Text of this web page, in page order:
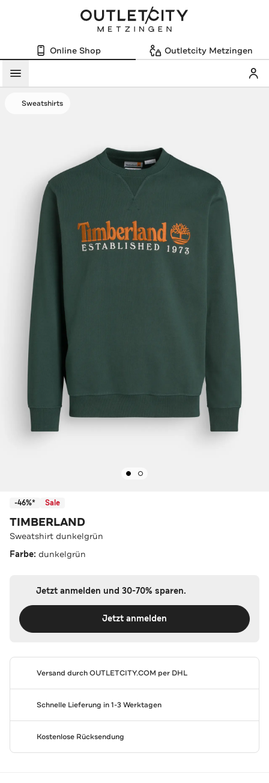
Online Shop Outletcity Metzingen
Menü
Sweatshirts
-46%* Sale
TIMBERLAND
Sweatshirt dunkelgrün
Farbe: dunkelgrün
Jetzt anmelden und 30-70% sparen.
Jetzt anmelden
Versand durchOUTLETCITY.COM per DHL
Schnelle Lieferung in 1-3 Werktagen
Kostenlose Rücksendung